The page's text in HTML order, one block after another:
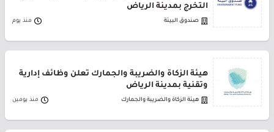
التخرج بمدينة الرياض
صندوق البيئة منذ يوم
هيئة الزكاة والضريبة والجمارك تعلن وظائف إدارية
وتقنية بمدينة الرياض
هيئة الزكاة والضريبة والجمارك منذ يومين